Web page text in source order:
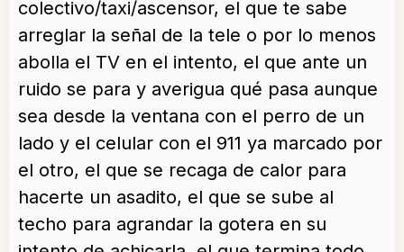
colectivo/taxi/ascensor, el que te sabe
arreglar la señal de la tele o por lo menos
abolla el TV en el intento, el que ante un
ruido se para y averigua qué pasa aunque
sea desde la ventana con el perro de un
lado y el celular con el 911 ya marcado por
el otro, el que se recaga de calor para
hacerte un asadito, el que se sube al
techo para agrandar la gotera en su